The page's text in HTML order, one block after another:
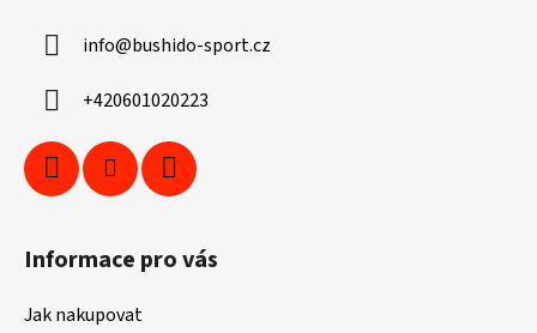
info@bushido-sport.cz
+420601020223
Informace pro vás
Jak nakupovat